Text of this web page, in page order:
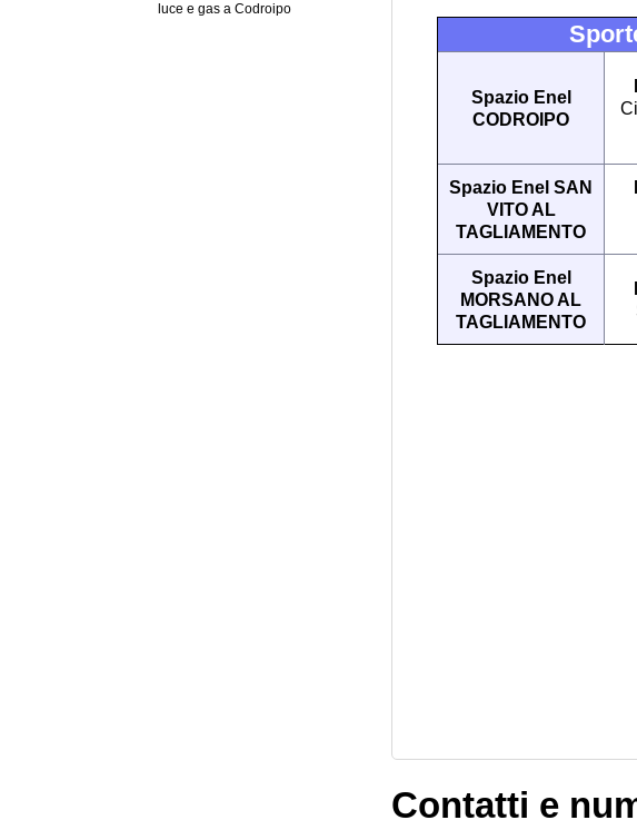
luce e gas a Codroipo
Spazio Enel
CODROIPO
Spazio Enel SAN
VITO AL
TAGLIAMENTO
Spazio Enel
MORSANO AL
TAGLIAMENTO
Contatti e